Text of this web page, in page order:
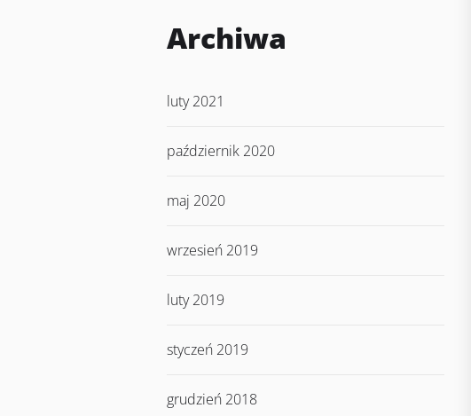
Archiwa
luty 2021
październik 2020
maj 2020
wrzesień 2019
luty 2019
styczeń 2019
grudzień 2018